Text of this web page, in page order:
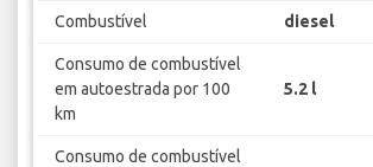
Combustível diesel
Consumo de combustível
em autoestrada por 100
km
5.2 l
Consumo de combustível